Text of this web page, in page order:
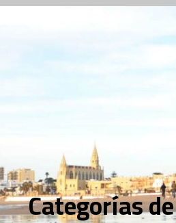
Categorías